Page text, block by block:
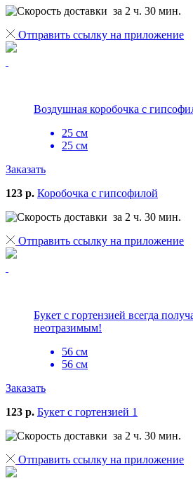
за 2 ч. 30 мин.
Отправить ссылку на приложение
Воздушная коробочка с
25 см
25 см
Заказать
123 р. Коробочка с гипсофилой
за 2 ч. 30 мин.
Отправить ссылку на приложение
Букет с гортензией всегда
неотразимым!
56 см
56 см
Заказать
123 р. Букет с гортензией 1
за 2 ч. 30 мин.
Отправить ссылку на приложение